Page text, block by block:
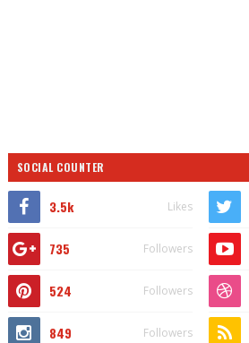
SOCIAL COUNTER
3.5k Likes
735 Followers
524 Followers
849 Followers